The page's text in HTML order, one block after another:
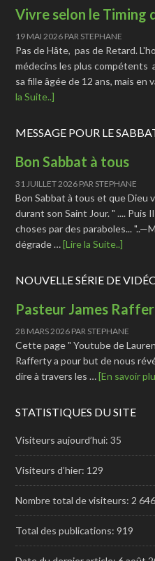
Vivre selon le Timing
19 MAI 2026 PAR STEPHANE
Pas de Hâte, pas de Retard.
médecins les plus compétents
sa fille âgée de 12 ans, mais
la Suite..]
MESSAGE POUR LE
Bon Sabbat à tous
31 JUILLET 2026 PAR STEPHANE
Bon Sabbat à tous et que Dieu
durant son Saint Jour. " .... Puis
choses par des paraboles...
dégrade …[Lire la Suite..]
NOUVELLE SÉRIE DE
Pasteur James
28 MARS 2026 PAR STEPHANE
Cette page " Youtube de
Rafferty a pour but de nous
dire à travers les …[En savoir
STATISTIQUES DU SITE
Visiteurs aujourd’hui:35
Visiteurs d’hier: 129
Nombre total de visiteurs: 2
Total des publications:919